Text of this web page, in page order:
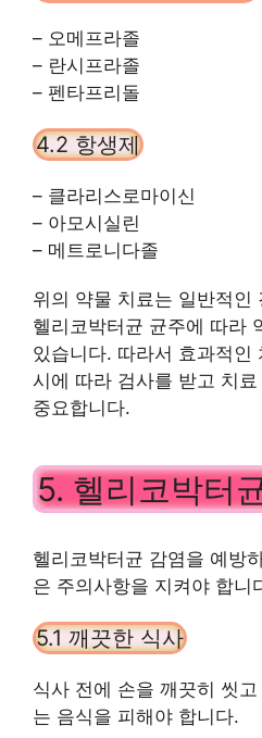
– 오메프라졸
– 란시프라졸
– 펜타프리돌
4.2 항생제
– 클라리스로마이신
– 아모시실린
– 메트로니다졸
위의 약물 치료는 일반적인
헬리코박터균 균주에 따라
있습니다. 따라서 효과적인
시에 따라 검사를 받고 치
중요합니다.
5. 헬리코박터
헬리코박터균 감염을 예방
은 주의사항을 지켜야 합니
5.1 깨끗한 식사
식사 전에 손을 깨끗히 씻
는 음식을 피해야 합니다.